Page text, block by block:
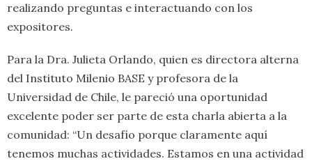
realizando preguntas e interactuando con los
expositores.
Para la Dra. Julieta Orlando, quien es directora alterna
del Instituto Milenio BASE y profesora de la
Universidad de Chile, le pareció una oportunidad
excelente poder ser parte de esta charla abierta a la
comunidad: “Un desafío porque claramente aquí
tenemos muchas actividades. Estamos en una actividad